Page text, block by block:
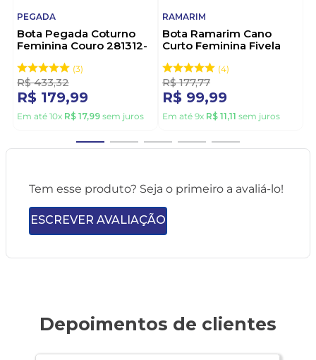
PEGADA
Bota Pegada Coturno
Feminina Couro 281312-
3
R$ 433,32
R$ 179,99
Em até 10x R$ 17,99 sem juros
RAMARIM
Bota Ramarim Cano
Curto Feminina Fivela
4
R$ 177,77
R$ 99,99
Em até 9x R$ 11,11 sem juros
Tem esse produto? Seja o primeiro a avaliá-lo!
ESCREVER AVALIAÇÃO